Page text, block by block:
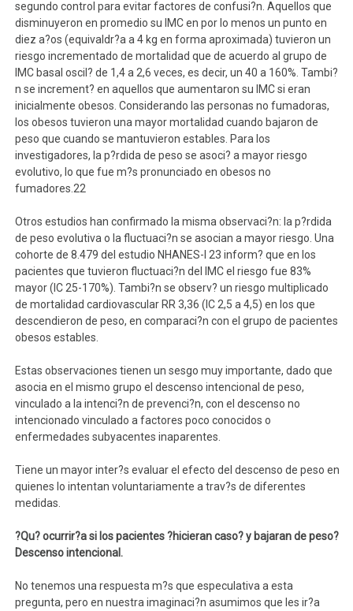
segundo control para evitar factores de confusi?n. Aquellos que
disminuyeron en promedio su IMC en por lo menos un punto en
diez a?os (equivaldr?a a 4 kg en forma aproximada) tuvieron un
riesgo incrementado de mortalidad que de acuerdo al grupo de
IMC basal oscil? de 1,4 a 2,6 veces, es decir, un 40 a 160%. Tambi?
n se increment? en aquellos que aumentaron su IMC si eran
inicialmente obesos. Considerando las personas no fumadoras,
los obesos tuvieron una mayor mortalidad cuando bajaron de
peso que cuando se mantuvieron estables. Para los
investigadores, la p?rdida de peso se asoci? a mayor riesgo
evolutivo, lo que fue m?s pronunciado en obesos no
fumadores.22
Otros estudios han confirmado la misma observaci?n: la p?rdida
de peso evolutiva o la fluctuaci?n se asocian a mayor riesgo. Una
cohorte de 8.479 del estudio NHANES-I 23 inform? que en los
pacientes que tuvieron fluctuaci?n del IMC el riesgo fue 83%
mayor (IC 25-170%). Tambi?n se observ? un riesgo multiplicado
de mortalidad cardiovascular RR 3,36 (IC 2,5 a 4,5) en los que
descendieron de peso, en comparaci?n con el grupo de pacientes
obesos estables.
Estas observaciones tienen un sesgo muy importante, dado que
asocia en el mismo grupo el descenso intencional de peso,
vinculado a la intenci?n de prevenci?n, con el descenso no
intencionado vinculado a factores poco conocidos o
enfermedades subyacentes inaparentes.
Tiene un mayor inter?s evaluar el efecto del descenso de peso en
quienes lo intentan voluntariamente a trav?s de diferentes
medidas.
?Qu? ocurrir?a si los pacientes ?hicieran caso? y bajaran de peso?
Descenso intencional.
No tenemos una respuesta m?s que especulativa a esta
pregunta, pero en nuestra imaginaci?n asumimos que les ir?a